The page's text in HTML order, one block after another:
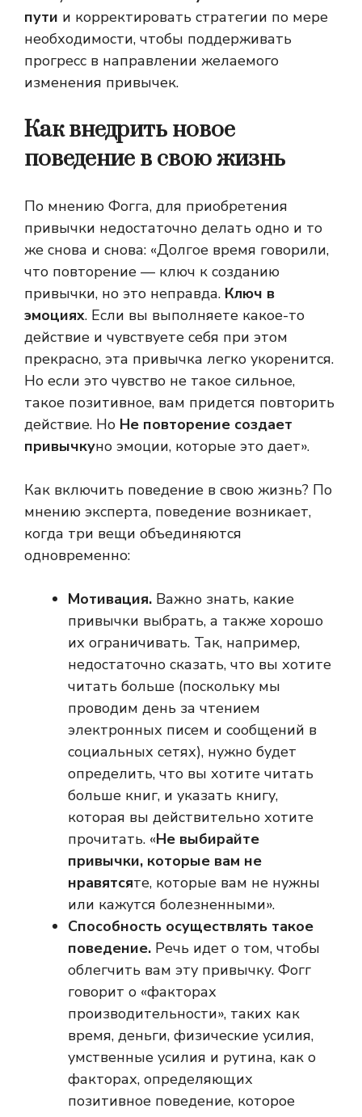
пути и корректировать стратегии по мере
необходимости, чтобы поддерживать
прогресс в направлении желаемого
изменения привычек.
Как внедрить новое
поведение в свою жизнь
По мнению Фогга, для приобретения
привычки недостаточно делать одно и то
же снова и снова: «Долгое время говорили,
что повторение — ключ к созданию
привычки, но это неправда. Ключ в
эмоциях. Если вы выполняете какое-то
действие и чувствуете себя при этом
прекрасно, эта привычка легко укоренится.
Но если это чувство не такое сильное,
такое позитивное, вам придется повторить
действие. Но Не повторение создает
привычкуно эмоции, которые это дает».
Как включить поведение в свою жизнь? По
мнению эксперта, поведение возникает,
когда три вещи объединяются
одновременно:
Мотивация. Важно знать, какие
привычки выбрать, а также хорошо
их ограничивать. Так, например,
недостаточно сказать, что вы хотите
читать больше (поскольку мы
проводим день за чтением
электронных писем и сообщений в
социальных сетях), нужно будет
определить, что вы хотите читать
больше книг, и указать книгу,
которая вы действительно хотите
прочитать. «Не выбирайте
привычки, которые вам не
нравятсяте, которые вам не нужны
или кажутся болезненными».
Способность осуществлять такое
поведение. Речь идет о том, чтобы
облегчить вам эту привычку. Фогг
говорит о «факторах
производительности», таких как
время, деньги, физические усилия,
умственные усилия и рутина, как о
факторах, определяющих
позитивное поведение, которое